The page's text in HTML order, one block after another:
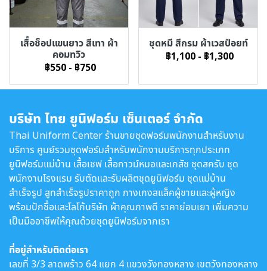
เสื้อช็อปแขนยาว สีเทา ผ้า
คอมทวิว
฿550 - ฿750
ชุดหมี สีกรม ผ้าเวสป้อยท์
฿1,100 - ฿1,300
บริษัท ไทย ยูนิฟอร์ม เซ็นเตอร์ จำกัด
Thai Uniform Center ร้านขายชุดฟอร์มพนักงานสำหรับงาน
บริการ ศูนย์รวมชุดฟอร์มสำหรับพนักงานบริการทุกประเภท
ยูนิฟอร์มแม่บ้าน เสื้อเชฟ เสื้อกาวน์หมอและเภสัช ชุดสครับ ชุด
พนักงานโรงแรม รับตัดและรับผลิตชุดยูนิฟอร์ม ชุดแม่บ้าน
สำเร็จรูป สูทสำเร็จรูปราคาถูก กางเกงสแล็คผู้ชายและผู้หญิง
พร้อมปักชื่อและโลโก้บริษัท ผ้าคุณภาพดี ราคาย่อมเยา เพิ่มความ
เป็นมืออาชีพให้คุณด้วยชุดยูนิฟอร์มจากเรา
ที่อยู่สำหรับติดต่อเรา
เลขที่ 3/3 ลาดพร้าว 64 แยก 4 แขวงวังทองหลาง เขตวังทองหลาง